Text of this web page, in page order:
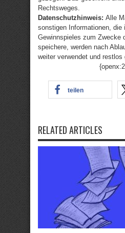
Rechtsweges.
Datenschutzhinweis: Alle
sonstigen Informationen, die
Gewinnspieles zum Zwecke
speichere, werden nach
weiter verwendet und restlos
teilen
RELATED ARTICLES